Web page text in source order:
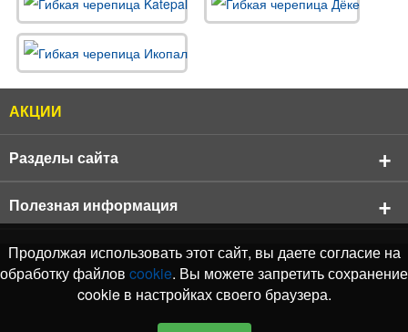
АКЦИИ
Разделы сайта
Реквизиты компании
АКЦИИ
Бренды
Отзывы о Нас
Полезная информация
Кровельные материалы
Фасадные материалы
Водосточные системы
Продукция
Подбор черепицы Shinglas
Выполняемые нами работы
Продолжая использовать этот сайт, вы даете согласие на
обработку файлов cookie. Вы можете запретить сохранение
cookie в настройках своего браузера.